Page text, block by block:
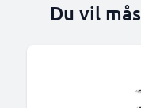
Du vil